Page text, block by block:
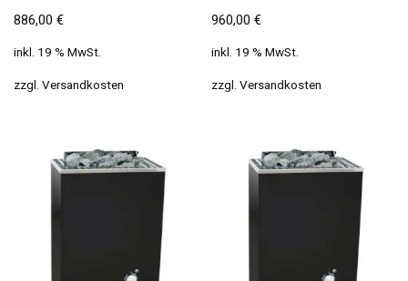
886,00 €
inkl. 19 % MwSt.
zzgl. Versandkosten
960,00€
inkl. 19 % MwSt.
zzgl.Versandkosten